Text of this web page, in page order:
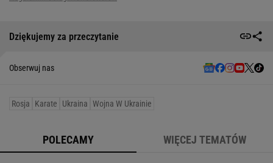
Dziękujemy za przeczytanie
Obserwuj nas
Rosja Karate Ukraina Wojna W Ukrainie
POLECAMY WIĘCEJ TEMATÓW